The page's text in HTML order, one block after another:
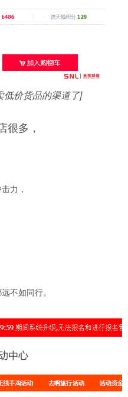
低价货品的渠道了]
很多，
力，
不如同行。